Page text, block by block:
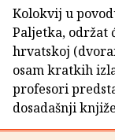
Kolokvij u
Paljetka, održat
hrvatskoj
osam kratkih
profesori
dosadašnji